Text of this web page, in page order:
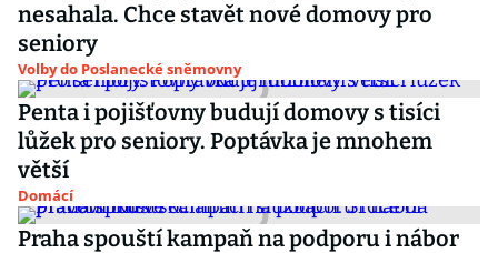
nesahala. Chce stavět nové domovy pro
seniory
Volby do Poslanecké sněmovny
Penta i pojišťovny budují domovy s tisíci
lůžek pro seniory. Poptávka je mnohem
větší
Domácí
Praha spouští kampaň na podporu i nábor